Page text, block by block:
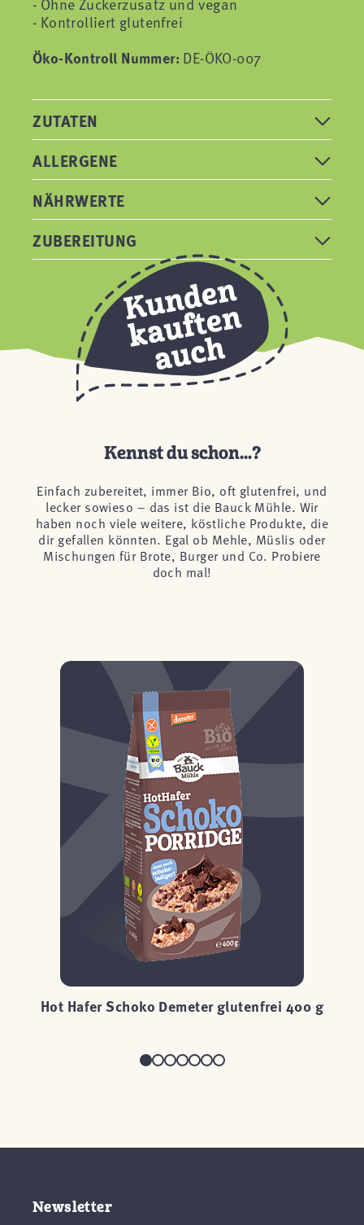
- Kontrolliert glutenfrei
Öko-Kontroll Nummer: DE-ÖKO-007
ZUTATEN
ALLERGENE
NÄHRWERTE
ZUBEREITUNG
Kennst du schon...?
Einfach zubereitet, immer Bio, oft glutenfrei, und
lecker sowieso – das ist die Bauck Mühle. Wir
haben noch viele weitere, köstliche Produkte, die
dir gefallen könnten. Egal ob Mehle, Müslis oder
Mischungen für Brote, Burger und Co. Probiere
doch mal!
Hot Hafer Schoko Demeter glutenfrei 400 g
Newsletter